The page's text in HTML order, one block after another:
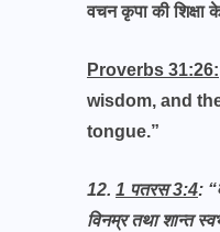
वचन कृपा की शिक्षा
Proverbs 31:26:
wisdom, and
tongue.”
12. 1 पतरस 3:4: “
विनम्र तथा शान्‍त